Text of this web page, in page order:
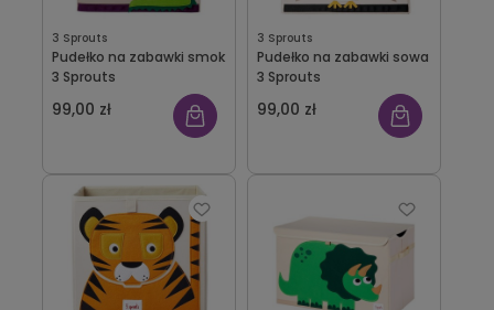
3 Sprouts
Pudełko na zabawki smok
3 Sprouts
99,00 zł
3 Sprouts
Pudełko na zabawki sowa
3 Sprouts
99,00 zł